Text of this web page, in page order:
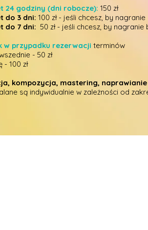
24 godziny (dni robocze): 150 zł
do 3 dni: 100 zł - jeśli chcesz, by
do 7 dni: 50 zł - jeśli chcesz, by
w przypadku rezerwacji terminów
- 50 zł
100 zł
kompozycja, mastering,
są indywidualnie w zależności od